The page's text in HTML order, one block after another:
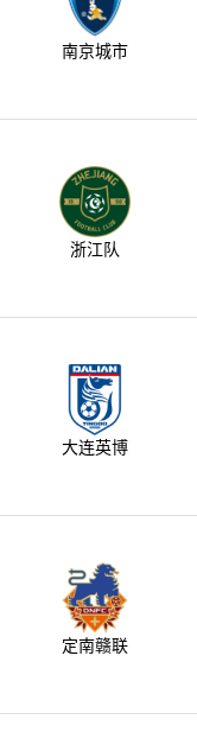
南京城市
浙江队
大连英博
定南赣联